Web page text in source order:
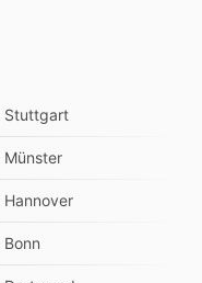
Stuttgart
Münster
Hannover
Bonn